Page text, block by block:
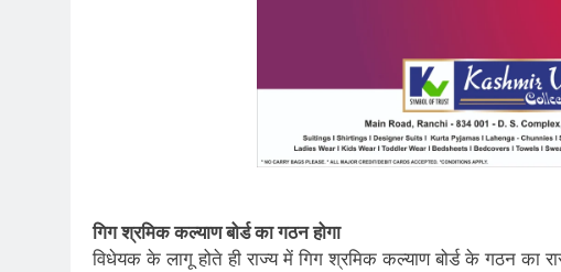
गिग श्रमिक कल्याण बोर्ड का गठन होगा
विधेयक के लागू होते ही राज्य में गिग श्रमिक कल्याण बोर्ड के गठन का